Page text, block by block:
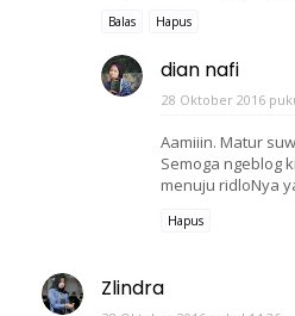
Balas Hapus
dian nafi
28 Oktober 2016
Aamiiin. Matur
Semoga ngeblog
menuju ridloNya
Hapus
Zlindra